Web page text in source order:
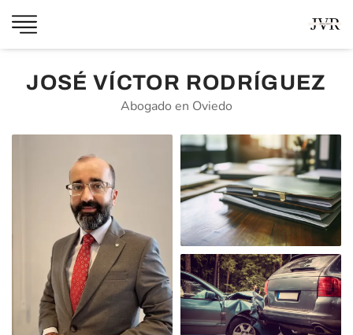
JOSÉ VÍCTOR RODRÍGUEZ
Abogado en Oviedo